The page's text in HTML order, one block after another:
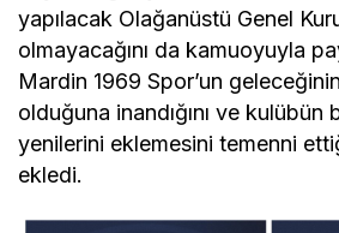
yapılacak Olağanüstü Genel
olmayacağını da kamuoyuyla
Mardin 1969 Spor’un geleceğinin
olduğuna inandığını ve kulübün
yenilerini eklemesini temenni
ekledi.